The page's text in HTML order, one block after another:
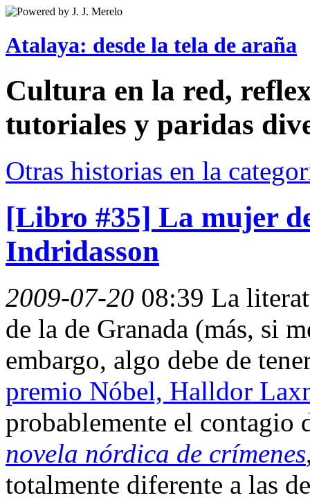
Atalaya: desde la tela de araña
Cultura en la red,
tutoriales y paridas
Otras historias en la
[Libro #35] La mujer
Indridasson
2009-07-20 08:39 La
de la de Granada (más, si
embargo, algo debe de
premio Nóbel, Halldor
probablemente el contagio
novela nórdica de crímenes
totalmente diferente a las